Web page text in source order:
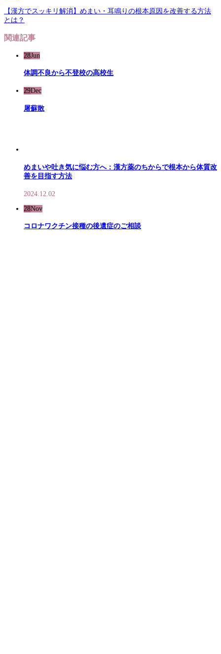
【漢方でスッキリ解消】めまい・耳鳴りの根本原因を改善する方法
とは？
関連記事
28Jun
体調不良から不登校の高校生
29Dec
屠蘇散
めまいや吐き気に悩む方へ：漢方薬のちからで根本から体質改
善を目指す方法
2024.12.02
28Nov
コロナワクチン接種の後遺症のご相談